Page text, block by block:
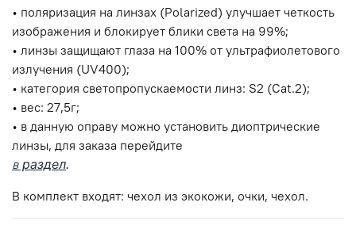
• поляризация на линзах (Polarized) улучшает четкость
изображения и блокирует блики света на 99%;
• линзы защищают глаза на 100% от ультрафиолетового
излучения (UV400);
• категория светопропускаемости линз: S2 (Cat.2);
• вес: 27,5г;
• в данную оправу можно установить диоптрические
линзы, для заказа перейдите
враздел.
В комплект входят: чехол из экокожи, очки, чехол.